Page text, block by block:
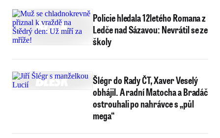
Policie hledala 12letého Romana z
Ledče nad Sázavou: Nevrátil se ze
školy
Šlégr do Rady ČT, Xaver Veselý
obhájil. A radní Matocha a Bradáč
ostrouhali po nahrávce s „půl
mega“